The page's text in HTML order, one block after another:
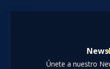
Únete a nuestro